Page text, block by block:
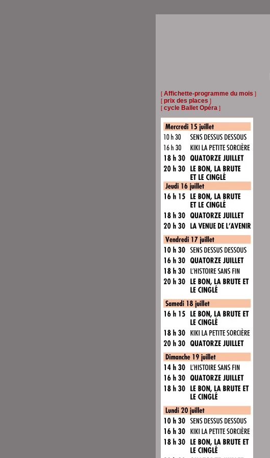
[ Affichette-programme du mois ]
[ prix des places ]
[ cycle Ballet Opéra ]